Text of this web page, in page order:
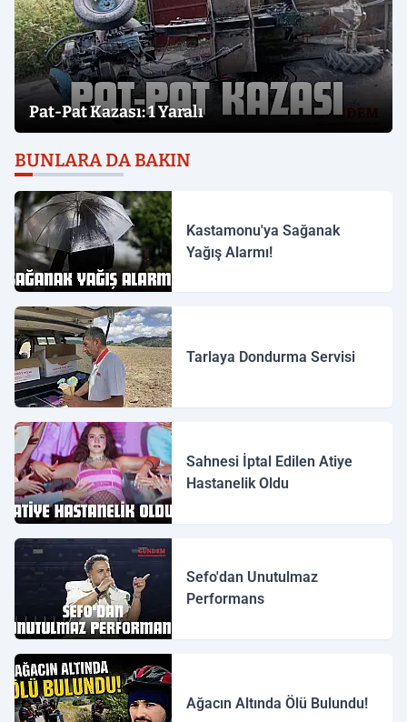
Pat-Pat Kazası: 1 Yaralı
BUNLARA DA BAKIN
Kastamonu'ya Sağanak
Yağış Alarmı!
Tarlaya Dondurma Servisi
Sahnesi İptal Edilen Atiye
Hastanelik Oldu
Sefo'dan Unutulmaz
Performans
Ağacın Altında Ölü Bulundu!